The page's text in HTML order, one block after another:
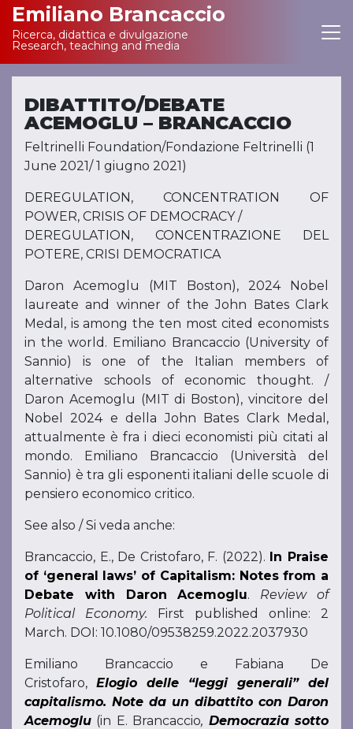
Main Navigation
Emiliano Brancaccio
Ricerca, didattica e divulgazione
Research, teaching and media
DIBATTITO/DEBATE
ACEMOGLU – BRANCACCIO
Feltrinelli Foundation/Fondazione Feltrinelli (1
June 2021/ 1 giugno 2021)
DEREGULATION, CONCENTRATION OF
POWER, CRISIS OF DEMOCRACY /
DEREGULATION, CONCENTRAZIONE DEL
POTERE, CRISI DEMOCRATICA
Daron Acemoglu (MIT Boston), 2024 Nobel
laureate and winner of the John Bates Clark
Medal, is among the ten most cited economists
in the world. Emiliano Brancaccio (University of
Sannio) is one of the Italian members of
alternative schools of economic thought. /
Daron Acemoglu (MIT di Boston), vincitore del
Nobel 2024 e della John Bates Clark Medal,
attualmente è fra i dieci economisti più citati al
mondo. Emiliano Brancaccio (Università del
Sannio) è tra gli esponenti italiani delle scuole di
pensiero economico critico.
See also / Si veda anche:
Brancaccio, E., De Cristofaro, F. (2022). In Praise
of ‘general laws’ of Capitalism: Notes from a
Debate with Daron Acemoglu. Review of
Political Economy. First published online: 2
March. DOI: 10.1080/09538259.2022.2037930
Emiliano Brancaccio e Fabiana De
Cristofaro, Elogio delle “leggi generali” del
capitalismo. Note da un dibattito con Daron
Acemoglu (in E. Brancaccio, Democrazia sotto